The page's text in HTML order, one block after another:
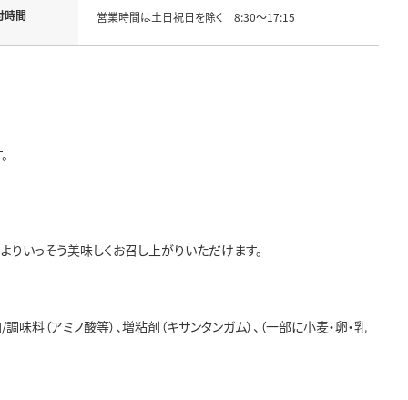
時間 営業時間は土日祝日を除く 8:30～17:15
りいっそう美味しくお召し上がりいただけます。
味料（アミノ酸等）、増粘剤（キサンタンガム）、（一部に小麦・卵・乳